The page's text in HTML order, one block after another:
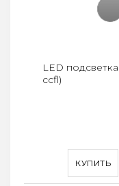
КУПИТЬ
LED
ccfl)